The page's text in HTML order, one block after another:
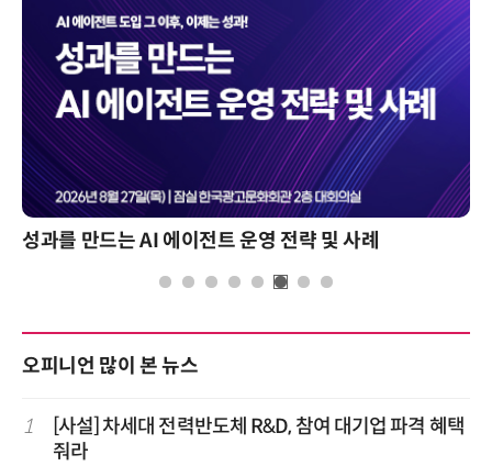
성과를 만드는 AI 에이전트 운영 전략 및 사례
오피니언 많이 본 뉴스
1
[사설] 차세대 전력반도체 R&D, 참여 대기업 파격 혜택
줘라